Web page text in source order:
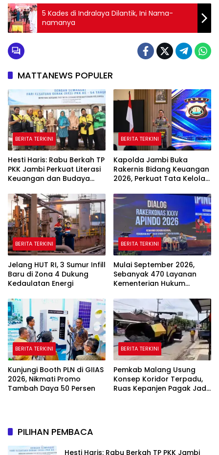
5 Kades di Indralaya Dilantik, Ini Nama-
namanya
MATTANEWS POPULER
BERITA TERKINI
Hesti Haris: Rabu Berkah TP
PKK Jambi Perkuat Literasi
Keuangan dan Budaya
BERITA TERKINI
Kapolda Jambi Buka
Rakernis Bidang Keuangan
2026, Perkuat Tata Kelola
Transparan dan Akuntabel
BERITA TERKINI
Jelang HUT RI, 3 Sumur Infill
Baru di Zona 4 Dukung
Kedaulatan Energi
BERITA TERKINI
Mulai September 2026,
Sebanyak 470 Layanan
Kementerian Hukum
Sistem Digital
BERITA TERKINI
Kunjungi Booth PLN di GIIAS
2026, Nikmati Promo
Tambah Daya 50 Persen
BERITA TERKINI
Pemkab Malang Usung
Konsep Koridor Terpadu,
Ruas Kepanjen Pagak Jadi
PILIHAN PEMBACA
Hesti Haris: Rabu Berkah TP PKK Jambi